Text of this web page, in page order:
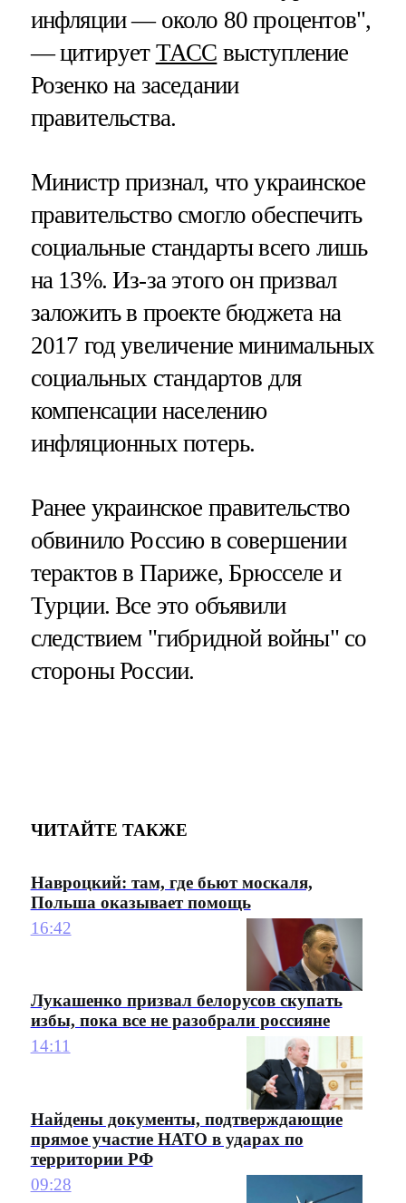
инфляции — около 80 процентов",
— цитирует ТАСС выступление
Розенко на заседании
правительства.
Министр признал, что украинское
правительство смогло обеспечить
социальные стандарты всего лишь
на 13%. Из-за этого он призвал
заложить в проекте бюджета на
2017 год увеличение минимальных
социальных стандартов для
компенсации населению
инфляционных потерь.
Ранее украинское правительство
обвинило Россию в совершении
терактов в Париже, Брюсселе и
Турции. Все это объявили
следствием "гибридной войны" со
стороны России.
ЧИТАЙТЕ ТАКЖЕ
Навроцкий: там, где бьют москаля,
Польша оказывает помощь
16:42
Лукашенко призвал белорусов скупать
избы, пока все не разобрали россияне
14:11
Найдены документы, подтверждающие
прямое участие НАТО в ударах по
территории РФ
09:28